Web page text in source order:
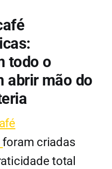
todo o
abrir mão do
foram criadas
total